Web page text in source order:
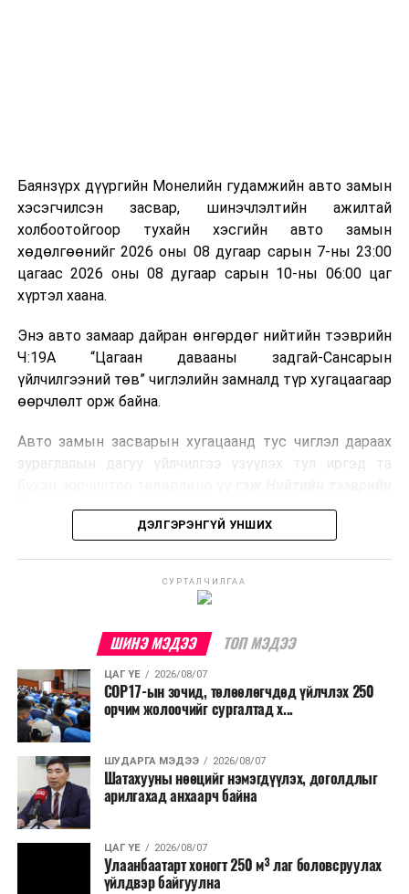
болон дулааны эрчим хүч үйлдвэрлэхэд ашиглаж
болдог. Зарим технологийн хувьд шаталтын дараа
үлдэх үнснээс фосфор зэрэг ашигт эрдсийг сэргээн
авах боломжтой аж.
байна. Тухайлбал, Германд лаг шатаах үйлдвэрээс
гарсан үнснээс фосфор сэргээн авах технологи
ашигладаг бол Нидерландад төвлөрсөн лаг
боловсруулах үйлдвэрүүдээр дулаан, цахилгаан
Ийнхүү лаг хатаах, шатаах технологийг лагийн
улсад өргөн ашиглаж байна.
Баянзүрх дүүргийн Монелийн гудамжийн авто замын
хэсэгчилсэн засвар, шинэчлэлтийн ажилтай
холбоотойгоор тухайн хэсгийн авто замын
хөдөлгөөнийг 2026 оны 08 дугаар сарын 7-ны 23:00
цагаас 2026 оны 08 дугаар сарын 10-ны 06:00 цаг
хүртэл хаана.
Энэ авто замаар дайран өнгөрдөг нийтийн тээврийн
Ч:19А “Цагаан давааны задгай-Сансарын
үйлчилгээний төв” чиглэлийн замналд түр хугацаагаар
өөрчлөлт орж байна.
Авто замын засварын хугацаанд тус чиглэл дараах
зураглалын дагуу үйлчилгээ үзүүлэх тул иргэд та
бодлогын газраас мэдээллээ.
ДЭЛГЭРЭНГҮЙ УНШИХ
СУРТАЛЧИЛГАА
ШИНЭ МЭДЭЭ ТОП МЭДЭЭ
ЦАГ ҮЕ 2026/08/07
COP17-ын зочид, төлөөлөгчдөд үйлчлэх 250
орчим жолоочийг сургалтад х...
ШУДАРГА МЭДЭЭ 2026/08/07
Шатахууны нөөцийг нэмэгдүүлэх, доголдлыг
арилгахад анхаарч байна
ЦАГ ҮЕ 2026/08/07
Улаанбаатарт хоногт 250 м³ лаг боловсруулах
үйлдвэр байгуулна